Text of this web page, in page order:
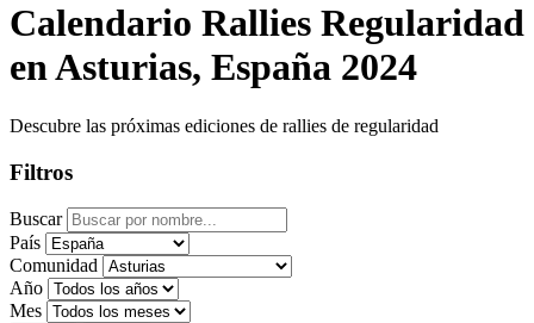
Calendario Rallies Regularidad
en Asturias, España 2024
Descubre las próximas ediciones de rallies de regularidad
Filtros
Buscar
País
Comunidad
Año
Mes